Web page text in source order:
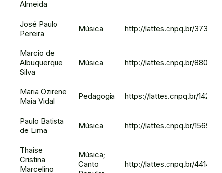
Almeida
José Paulo
Pereira
Música http://lattes.cnpq.br/
Marcio de
Albuquerque
Silva
Música http://lattes.cnpq.br/
Maria Ozirene
Maia Vidal
Pedagogia https://lattes.cnpq.br/
Paulo Batista
de Lima
Música http://lattes.cnpq.br/
Thaise
Cristina
Marcelino
Música;
Canto
http://lattes.cnpq.br/